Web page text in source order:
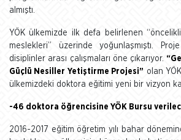
almıştı.
YÖK ülkemizde ilk defa belirlenen
meslekleri” üzerinde yoğunlaşmıştı.
disiplinler arası çalışmaları öne çıkarıyor.
Güçlü Nesiller Yetiştirme Projesi” olan
ülkemizdeki doktora eğitimi yeni bir vizyon
-46 doktora öğrencisine YÖK Bursu
2016-2017 eğitim öğretim yılı bahar